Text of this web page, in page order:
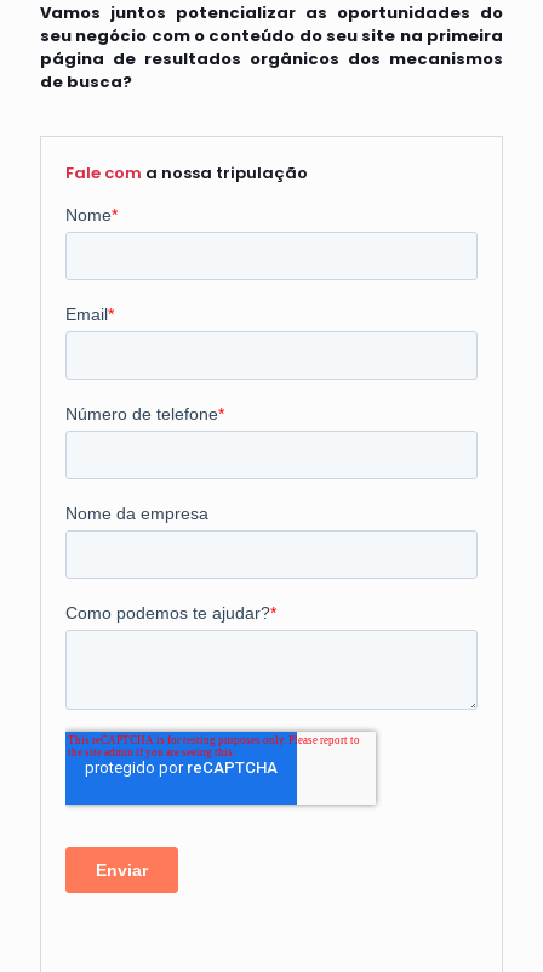
Vamos juntos potencializar as oportunidades do
seu negócio com o conteúdo do seu site na primeira
página de resultados orgânicos dos mecanismos
de busca?
Fale com a nossa tripulação